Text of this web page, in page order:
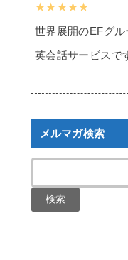
★★★★★
世界展開のEFグ
英会話サービスで
メルマガ検索